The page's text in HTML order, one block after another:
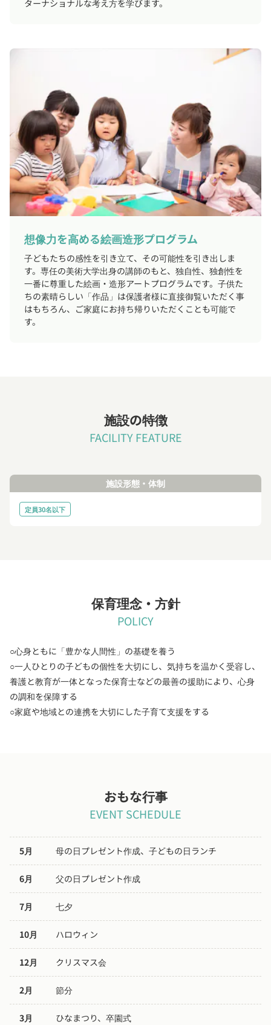
ターナショナルな考え方を学びます。
想像力を高める絵画造形プログラム
子どもたちの感性を引き立て、その可能性を引き出しま
す。専任の美術大学出身の講師のもと、独自性、独創性を
一番に尊重した絵画・造形アートプログラムです。子供た
ちの素晴らしい「作品」は保護者様に直接御覧いただく事
はもちろん、ご家庭にお持ち帰りいただくことも可能で
す。
施設の特徴
FACILITY FEATURE
施設形態・体制
定員30名以下
保育理念・方針
POLICY
○心身ともに「豊かな人間性」の基礎を養う
○一人ひとりの子どもの個性を大切にし、気持ちを温かく受容し、
養護と教育が一体となった保育士などの最善の援助により、心身
の調和を保障する
○家庭や地域との連携を大切にした子育て支援をする
おもな行事
EVENT SCHEDULE
5月 母の日プレゼント作成、子どもの日ランチ
6月 父の日プレゼント作成
7月 七夕
10月 ハロウィン
12月 クリスマス会
2月 節分
3月 ひなまつり、卒園式